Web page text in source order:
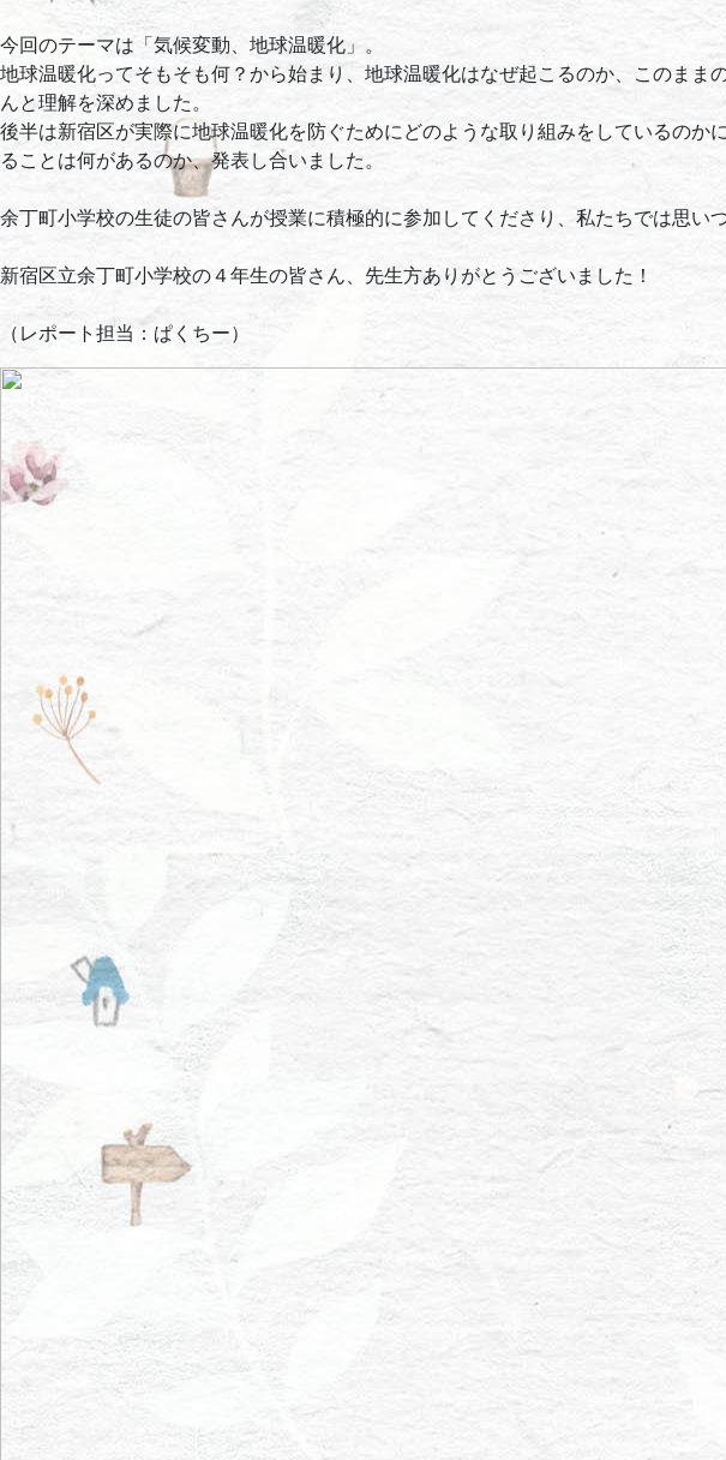
今回のテーマは「気候変動、地球温暖化」。
地球温暖化ってそもそも何？から始まり、地球温暖化はなぜ起こるのか、このま
んと理解を深めました。
後半は新宿区が実際に地球温暖化を防ぐためにどのような取り組みをしているの
ることは何があるのか、発表し合いました。
余丁町小学校の生徒の皆さんが授業に積極的に参加してくださり、私たちでは思い
新宿区立余丁町小学校の４年生の皆さん、先生方ありがとうございました！
（レポート担当：ぱくちー）